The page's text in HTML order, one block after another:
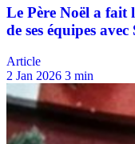
Article
2 Jan 2026 3 min